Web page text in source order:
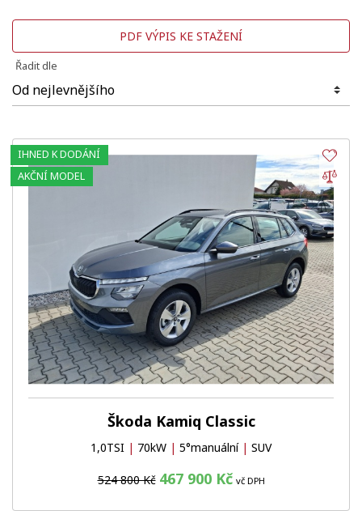
PDF VÝPIS KE STAŽENÍ
Řadit dle
Škoda Kamiq Classic
1,0TSI | 70kW | 5°manuální | SUV
524 800 Kč 467 900 Kč vč DPH
IHNED K DODÁNÍ
AKČNÍ MODEL